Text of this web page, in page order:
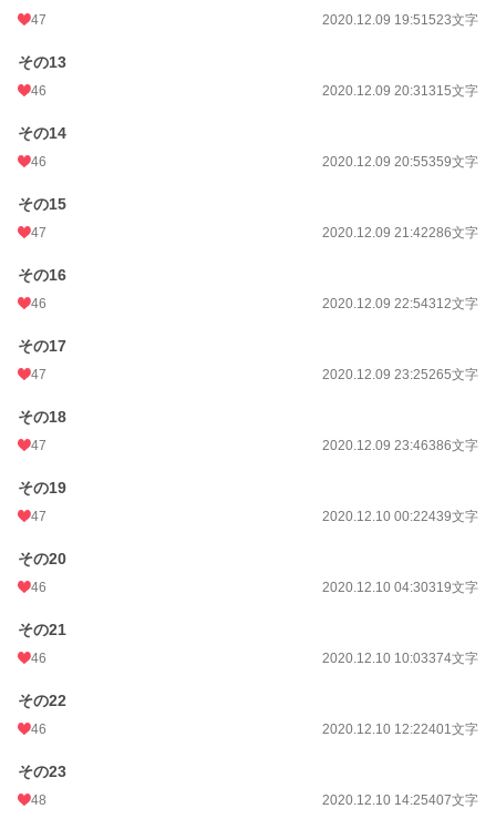
47 2020.12.09 19:51523文字
その13
46 2020.12.09 20:31315文字
その14
46 2020.12.09 20:55359文字
その15
47 2020.12.09 21:42286文字
その16
46 2020.12.09 22:54312文字
その17
47 2020.12.09 23:25265文字
その18
47 2020.12.09 23:46386文字
その19
47 2020.12.10 00:22439文字
その20
46 2020.12.10 04:30319文字
その21
46 2020.12.10 10:03374文字
その22
46 2020.12.10 12:22401文字
その23
48 2020.12.10 14:25407文字